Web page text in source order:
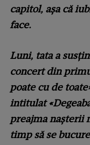
capitol, aşa că
face.
Luni, tata a
concert din
poate cu de
intitulat
preajma naşterii
timp să se